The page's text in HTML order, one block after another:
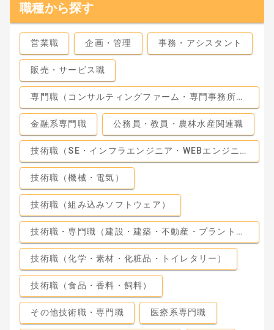
職種から探す
営業職 企画・管理 事務・アシスタント
販売・サービス職
専門職（コンサルティングファーム・専門事務所・監査法人）
金融系専門職 公務員・教員・農林水産関連職
技術職（SE・インフラエンジニア・WEBエンジニア）
技術職（機械・電気）
技術職（組み込みソフトウェア）
技術職・専門職（建設・建築・不動産・プラント・工場）
技術職（化学・素材・化粧品・トイレタリー）
技術職（食品・香料・飼料）
その他技術職・専門職 医療系専門職